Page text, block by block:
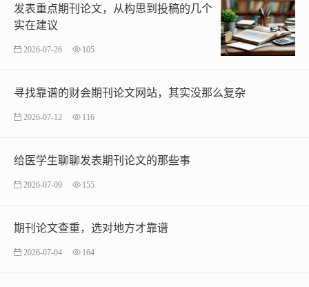
发表重点期刊论文，从构思到投稿的几个
实在建议
2026-07-26 105
寻找靠谱的财会期刊论文网站，其实没那么复杂
2026-07-12 116
给医学生聊聊发表期刊论文的那些事
2026-07-09 155
期刊论文查重，选对地方才靠谱
2026-07-04 164